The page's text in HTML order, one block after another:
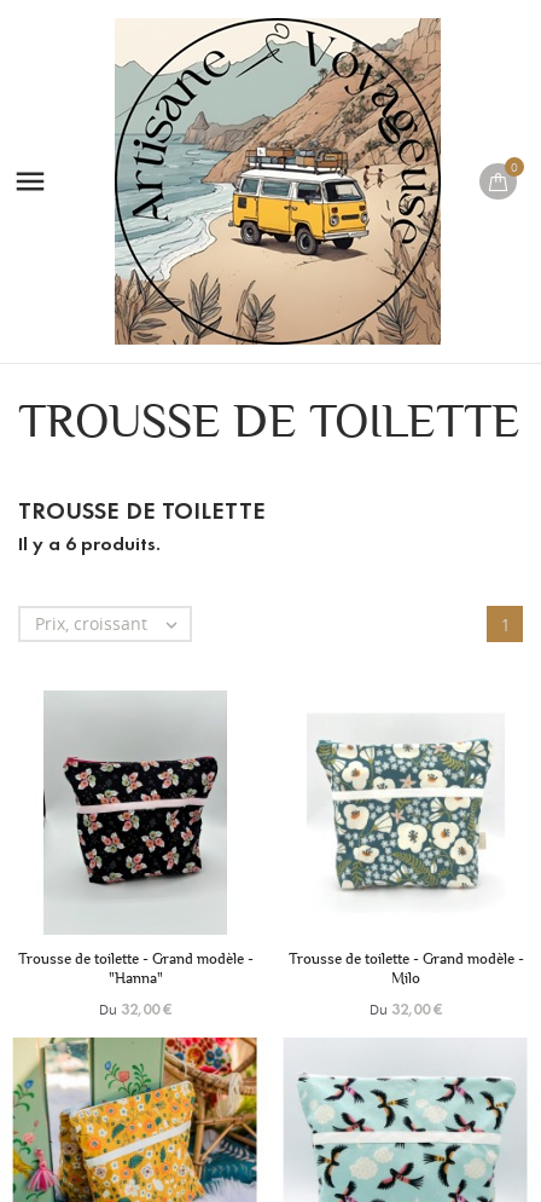
 0
TROUSSE DE TOILETTE
TROUSSE DE TOILETTE
Il y a 6 produits.
Prix, croissant  1
Trousse de toilette - Grand modèle -
"Hanna"
Du 32,00 €
Trousse de toilette - Grand modèle -
Milo
Du 32,00 €